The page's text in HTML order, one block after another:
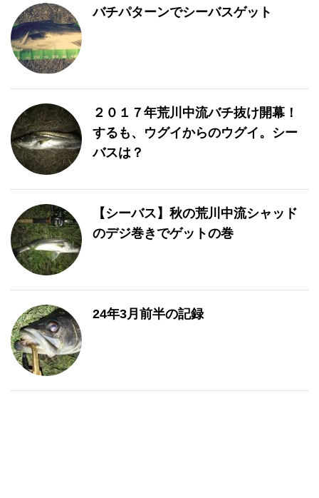
バチパターンでシーバスゲット
２０１７年荒川中流バチ抜け開幕！
するも、ウグイからのウグイ。シー
バスは？
【シーバス】秋の荒川中流シャッド
のデジ巻きでゲットの巻
24年3月前半の記録